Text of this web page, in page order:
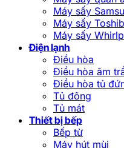
Máy sấy
Máy sấy
Máy sấy
Điện lạnh
Điều hòa
Điều hòa âm
Điều hòa tủ
Tủ đông
Tủ mát
Thiết bị bếp
Bếp từ
Máy hút mùi